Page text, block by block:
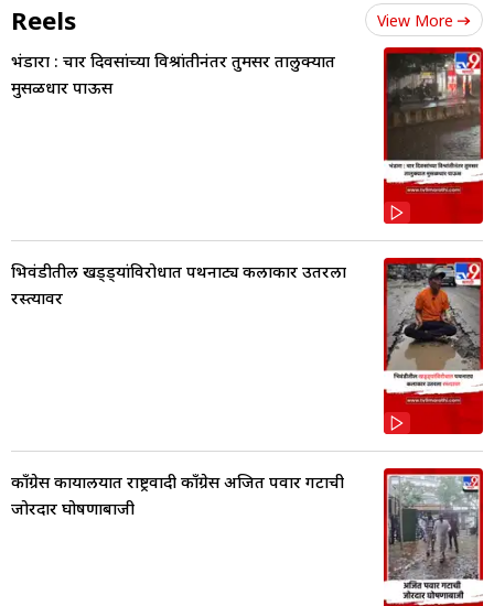
Reels View More
भंडारा : चार दिवसांच्या विश्रांतीनंतर तुमसर तालुक्यात
मुसळधार पाऊस
भिवंडीतील खड्ड्यांविरोधात पथनाट्य कलाकार उतरला
रस्त्यावर
काँग्रेस कार्यालयात राष्ट्रवादी काँग्रेस अजित पवार गटाची
जोरदार घोषणाबाजी